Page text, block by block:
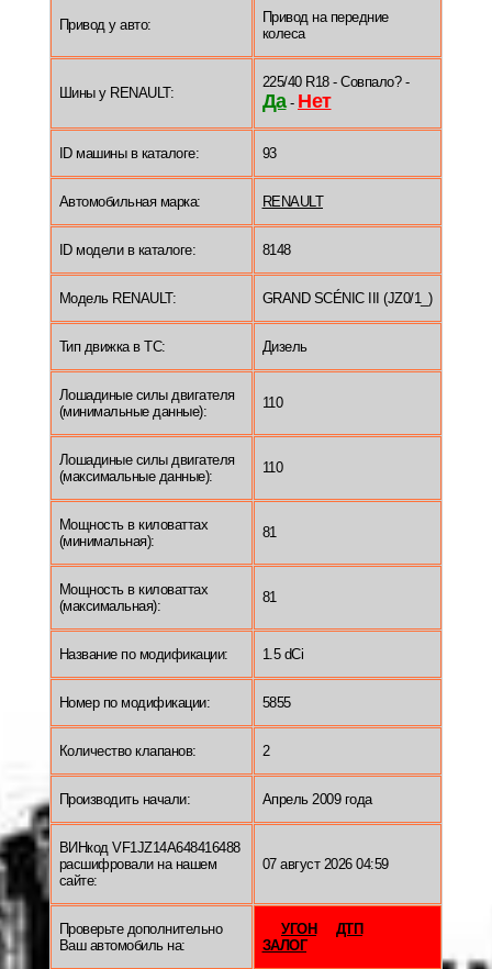
Привод у авто:
Привод на передние
колеса
Шины у RENAULT:
225/40 R18 - Совпало? -
Да- Нет
ID машины в каталоге: 93
Автомобильная марка: RENAULT
ID модели в каталоге: 8148
Модель RENAULT: GRAND SCÉNIC III (JZ0/1_)
Тип движка в ТС: Дизель
Лошадиные силы двигателя
(минимальные данные):
110
Лошадиные силы двигателя
(максимальные данные):
110
Мощность в киловаттах
(минимальная):
81
Мощность в киловаттах
(максимальная):
81
Название по модификации: 1.5 dCi
Номер по модификации: 5855
Количество клапанов: 2
Производить начали: Апрель 2009 года
ВИНкод VF1JZ14A648416488
расшифровали на нашем
сайте:
07 август 2026 04:59
Проверьте дополнительно
Ваш автомобиль на:
УГОН
ДТП
ЗАЛОГ